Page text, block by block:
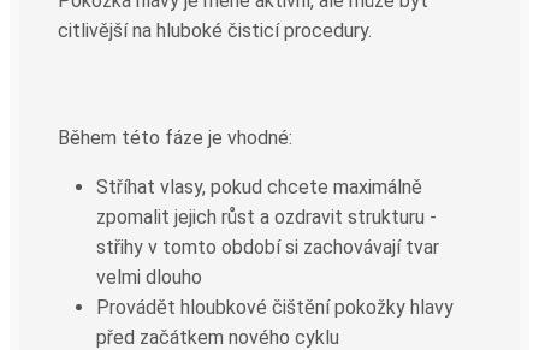
citlivější na hluboké čisticí procedury.
Během této fáze je vhodné:
Stříhat vlasy, pokud chcete maximálně
zpomalit jejich růst a ozdravit strukturu -
střihy v tomto období si zachovávají tvar
velmi dlouho
Provádět hloubkové čištění pokožky hlavy
před začátkem nového cyklu